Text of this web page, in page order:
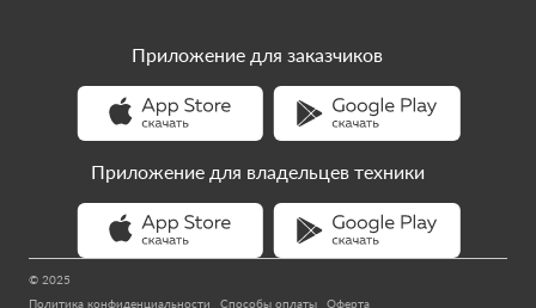
© 2025
Политика конфиденциальности
Способы оплаты Оферта
Приложение для заказчиков
Приложение для владельцев техники